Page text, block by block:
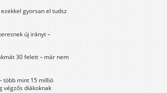
gyorsan el tudsz
új irányt –
30 felett – már nem
több mint 15 millió
végzős diákoknak